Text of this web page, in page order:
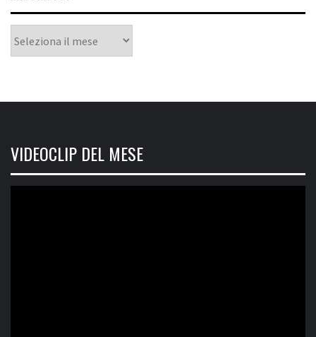
VIDEOCLIP DEL MESE